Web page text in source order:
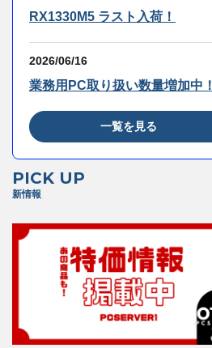
RX1330M5 ラスト入荷！
2026/06/16
業務用PC取り扱い数量増加中！
一覧を見る
PICK UP
新情報